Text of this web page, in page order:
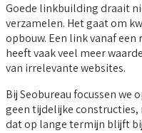
Goede linkbuilding draait
verzamelen. Het gaat om
opbouw. Een link vanaf
heeft vaak veel meer
van irrelevante websites.
Bij Seobureau focussen we
geen tijdelijke
dat op lange termijn blijft